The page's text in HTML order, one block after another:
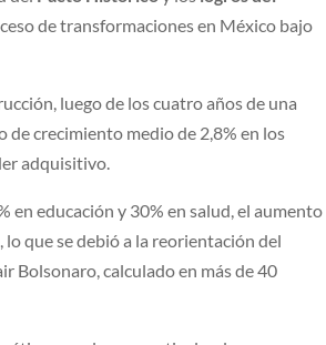
de transformaciones en México bajo
luego de los cuatro años de una
crecimiento medio de 2,8% en los
adquisitivo.
en educación y 30% en salud, el aumento
que se debió a la reorientación del
Bolsonaro, calculado en más de 40